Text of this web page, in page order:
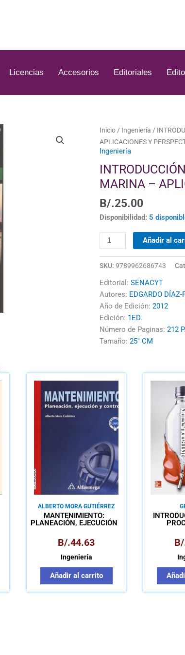
Licencias Accesorios Editoriales
Inicio / Ingeniería /
APLICACIONES Y
Ingeniería
MARINA –
B/.25.00
Disponibilidad: 5
INTRODUCCIÓN
A
LA
ECOLOGÍA
MOLECULAR
MARINA
-
PERSPECTIVAS
cantidad
Añadir al
SKU: 9789962686743
Editorial: SENACYT
Autores: EDGARDO DÍAZ-
Año de Edición: 2012
Edición: 1ED.
Número de Paginas: 212
Tamaño: 25" CM
ALBERTO MORA GUTIÉRREZ
MANTENIMIENTO:
PLANEACIÓN, EJECUCIÓN
B/.44.63
Ingeniería
Añadir al carrito